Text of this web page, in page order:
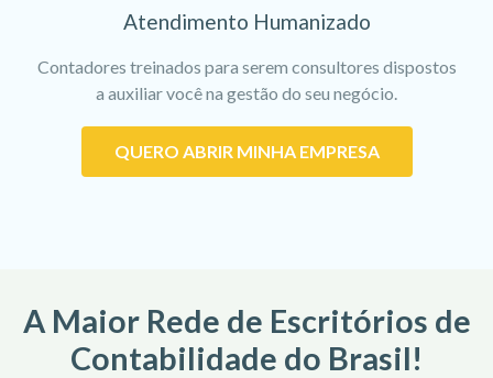
Atendimento Humanizado
Contadores treinados para serem consultores dispostos
a auxiliar você na gestão do seu negócio.
QUERO ABRIR MINHA EMPRESA
A Maior Rede de Escritórios de
Contabilidade do Brasil!